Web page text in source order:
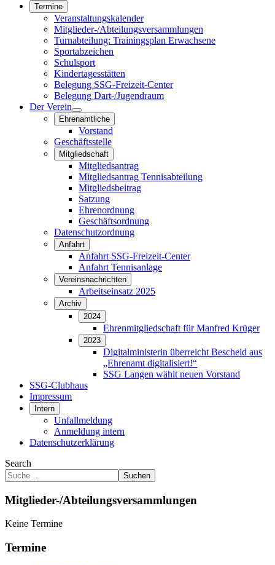
Termine
Veranstaltungskalender
Mitglieder-/Abteilungsversammlungen
Turnabteilung: Trainingsplan Erwachsene
Sportabzeichen
Schulsport
Kindertagesstätten
Belegung SSG-Freizeit-Center
Belegung Dart-/Jugendraum
Der Verein
Ehrenamtliche
Vorstand
Geschäftsstelle
Mitgliedschaft
Mitgliedsantrag
Mitgliedsantrag Tennisabteilung
Mitgliedsbeitrag
Satzung
Ehrenordnung
Geschäftsordnung
Datenschutzordnung
Anfahrt
Anfahrt SSG-Freizeit-Center
Anfahrt Tennisanlage
Vereinsnachrichten
Arbeitseinsatz 2025
Archiv
2024
Ehrenmitgliedschaft für Manfred Krüger
2023
Digitalministerin überreicht Bescheid aus
„Ehrenamt digitalisiert!“
SSG Langen wählt neuen Vorstand
SSG-Clubhaus
Impressum
Intern
Unfallmeldung
Anmeldung intern
Datenschutzerklärung
Search
Suchen
Mitglieder-/Abteilungsversammlungen
Keine Termine
Termine